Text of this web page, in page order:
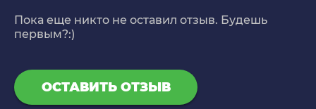
Пока еще никто не оставил отзыв. Будешь
первым?:)
ОСТАВИТЬ ОТЗЫВ